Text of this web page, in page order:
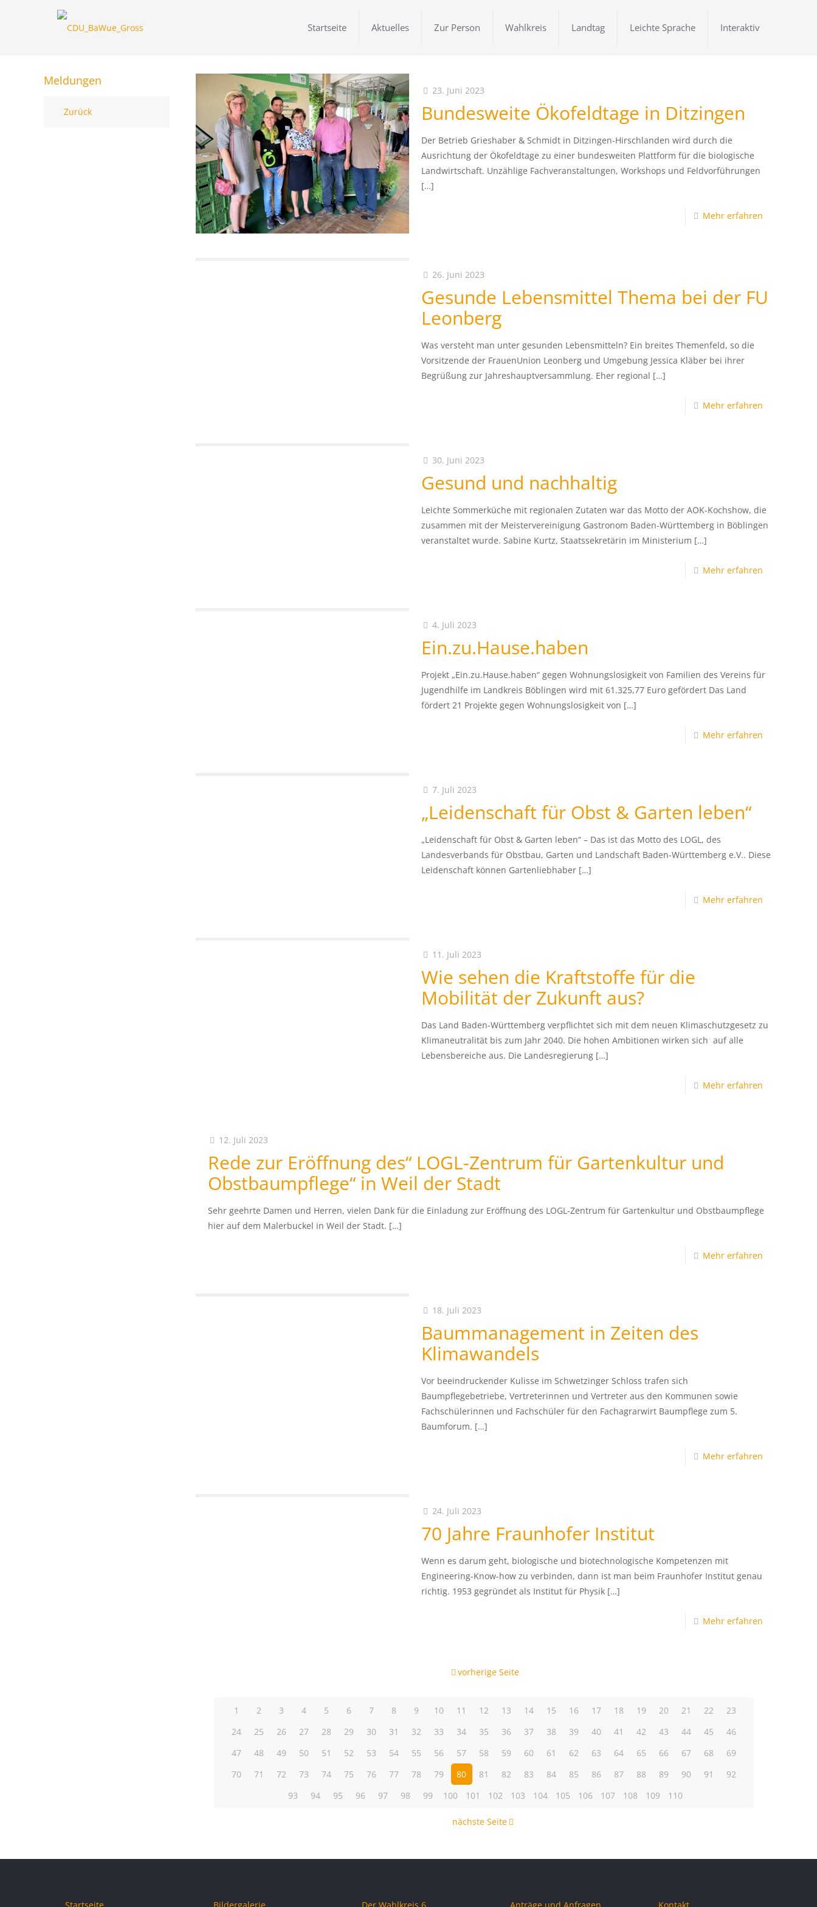
Startseite Aktuelles Zur Person Wahlkreis Landtag Leichte Sprache Interaktiv
23. Juni 2023
Bundesweite Ökofeldtage in Ditzingen
Der Betrieb Grieshaber & Schmidt in Ditzingen-Hirschlanden wird durch die
Ausrichtung der Ökofeldtage zu einer bundesweiten Plattform für die biologische
Landwirtschaft. Unzählige Fachveranstaltungen, Workshops und Feldvorführungen
[…]
Mehr erfahren
26. Juni 2023
Gesunde Lebensmittel Thema bei der FU
Leonberg
Was versteht man unter gesunden Lebensmitteln? Ein breites Themenfeld, so die
Vorsitzende der FrauenUnion Leonberg und Umgebung Jessica Kläber bei ihrer
Begrüßung zur Jahreshauptversammlung. Eher regional […]
Mehr erfahren
30. Juni 2023
Gesund und nachhaltig
Leichte Sommerküche mit regionalen Zutaten war das Motto der AOK-Kochshow, die
zusammen mit der Meistervereinigung Gastronom Baden-Württemberg in Böblingen
veranstaltet wurde. Sabine Kurtz, Staatssekretärin im Ministerium […]
Mehr erfahren
4. Juli 2023
Ein.zu.Hause.haben
Projekt „Ein.zu.Hause.haben“ gegen Wohnungslosigkeit von Familien des Vereins für
Jugendhilfe im Landkreis Böblingen wird mit 61.325,77 Euro gefördert Das Land
fördert 21 Projekte gegen Wohnungslosigkeit von […]
Mehr erfahren
7. Juli 2023
„Leidenschaft für Obst & Garten leben“
„Leidenschaft für Obst & Garten leben“ – Das ist das Motto des LOGL, des
Landesverbands für Obstbau, Garten und Landschaft Baden-Württemberg e.V.. Diese
Leidenschaft können Gartenliebhaber[…]
Mehr erfahren
11. Juli 2023
Wie sehen die Kraftstoffe für die
Mobilität der Zukunft aus?
Das Land Baden-Württemberg verpflichtet sich mit dem neuen Klimaschutzgesetz zu
Klimaneutralität bis zum Jahr 2040. Die hohen Ambitionen wirken sich auf alle
Lebensbereiche aus. Die Landesregierung[…]
Mehr erfahren
12. Juli 2023
Rede zur Eröffnung des“ LOGL-Zentrum für Gartenkultur und
Obstbaumpflege“ in Weil der Stadt
Sehr geehrte Damen und Herren, vielen Dank für die Einladung zur Eröffnung des LOGL-Zentrum für Gartenkultur und Obstbaumpflege
hier auf dem Malerbuckel in Weil der Stadt. […]
Mehr erfahren
18. Juli 2023
Baummanagement in Zeiten des
Klimawandels
Vor beeindruckender Kulisse im Schwetzinger Schloss trafen sich
Baumpflegebetriebe, Vertreterinnen und Vertreter aus den Kommunen sowie
Fachschülerinnen und Fachschüler für den Fachagrarwirt Baumpflege zum 5.
Baumforum. […]
Mehr erfahren
24. Juli 2023
70 Jahre Fraunhofer Institut
Wenn es darum geht, biologische und biotechnologische Kompetenzen mit
Engineering-Know-how zu verbinden, dann ist man beim Fraunhofer Institut genau
richtig. 1953 gegründet als Institut für Physik[…]
Mehr erfahren
vorherige Seite
1 2 3 4 5 6 7 8 9 10 11 12 13 14 15 16 17 18 19 20 21 22
23
24
25 26 27 28 29 30 31 32 33 34 35 36 37 38 39 40 41 42 43 44 45
46
47
48 49 50 51 52 53 54 55 56 57 58 59 60 61 62 63 64 65 66 67 68
69
70
71 72 73 74 75 76 77 78 79 80 81 82 83 84 85 86 87 88 89 90 91
92
93
94 95 96 97 98 99 100 101 102 103 104 105 106 107 108 109 110
nächste Seite
Meldungen
Zurück